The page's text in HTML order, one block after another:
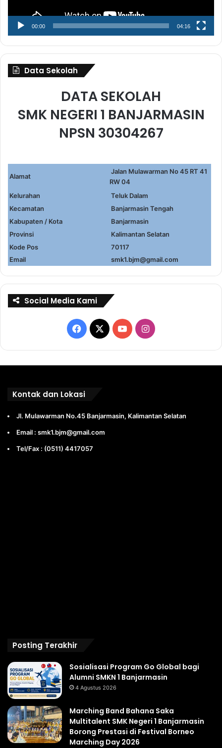
00:00 04:16
Data Sekolah
DATA SEKOLAH
SMK NEGERI 1 BANJARMASIN
NPSN 30304267
Alamat
Jalan Mulawarman No 45 RT 41
RW 04
Kelurahan
Teluk Dalam
Kecamatan
Banjarmasin Tengah
Kabupaten / Kota
Banjarmasin
Provinsi
Kalimantan Selatan
Kode Pos
70117
Email
smk1.bjm@gmail.com
Social Media Kami
Facebook
X YouTubeInstagram
Kontak dan Lokasi
Jl. Mulawarman No.45 Banjarmasin, Kalimantan Selatan
Email : smk1.bjm@gmail.com
Tel/Fax : (0511) 4417057
Posting Terakhir
Sosialisasi Program Go Global bagi
Alumni SMKN 1 Banjarmasin
4 Agustus 2026
Marching Band Bahana Saka
Multitalent SMK Negeri 1 Banjarmasin
Borong Prestasi di Festival Borneo
Marching Day 2026